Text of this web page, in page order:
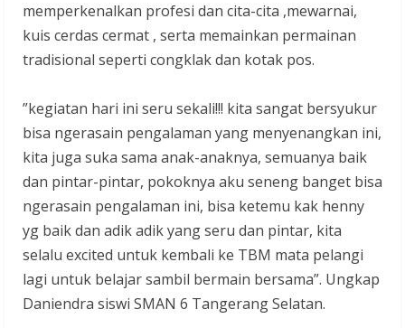
memperkenalkan profesi dan cita-cita ,mewarnai,
kuis cerdas cermat , serta memainkan permainan
tradisional seperti congklak dan kotak pos.
‎”kegiatan hari ini seru sekali!!! kita sangat bersyukur
bisa ngerasain pengalaman yang menyenangkan ini,
kita juga suka sama anak-anaknya, semuanya baik
dan pintar-pintar, pokoknya aku seneng banget bisa
ngerasain pengalaman ini, bisa ketemu kak henny
yg baik dan adik adik yang seru dan pintar, kita
selalu excited untuk kembali ke TBM mata pelangi
lagi untuk belajar sambil bermain bersama”. Ungkap
Daniendra siswi SMAN 6 Tangerang Selatan.